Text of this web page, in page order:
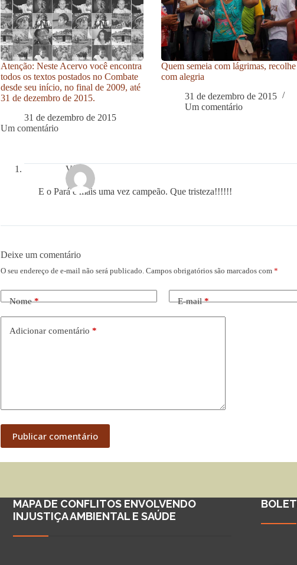
Atenção: Neste Acervo você encontra
todos os textos postados no Combate
desde seu início, no final de 2009, até
31 de dezembro de 2015.
31 de dezembro de 2015
Quem semeia com lágrimas, recolhe
com alegria
31 de dezembro de 2015
Um comentário
Um comentário
Vânia
E o Pará é mais uma vez campeão. Que tristeza!!!!!!
Deixe um comentário
O seu endereço de e-mail não será publicado. Campos obrigatórios são marcados com *
Nome* E-mail*
Adicionar comentário *
Publicar comentário
MAPA DE CONFLITOS ENVOLVENDO
INJUSTIÇA AMBIENTAL E SAÚDE